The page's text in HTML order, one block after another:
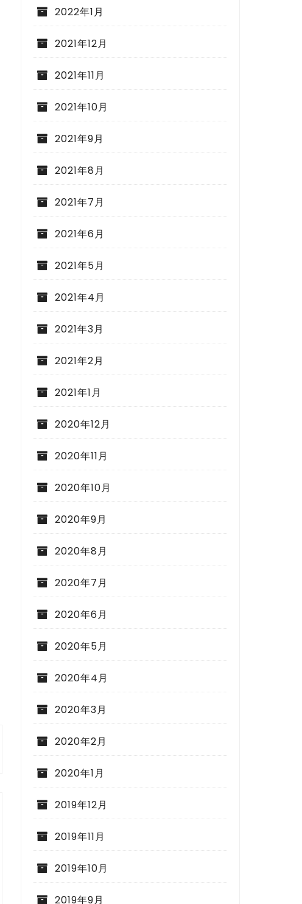
2022年1月
2021年12月
2021年11月
2021年10月
2021年9月
2021年8月
2021年7月
2021年6月
2021年5月
2021年4月
2021年3月
2021年2月
2021年1月
2020年12月
2020年11月
2020年10月
2020年9月
2020年8月
2020年7月
2020年6月
2020年5月
2020年4月
2020年3月
2020年2月
2020年1月
2019年12月
2019年11月
2019年10月
2019年9月